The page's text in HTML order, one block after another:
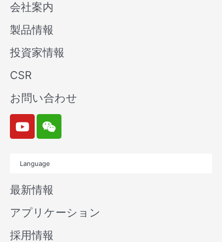
会社案内
製品情報
投資家情報
CSR
お問い合わせ
Y
o
u
b
e
W
e
i
n
Language
最新情報
アプリケーション
採用情報